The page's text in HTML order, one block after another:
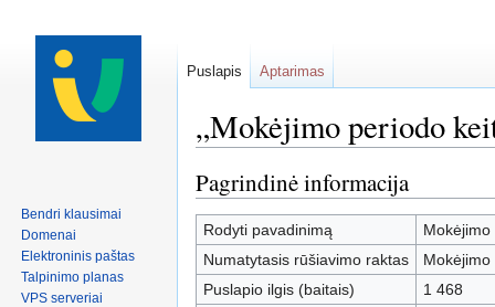
„Mokėjimo periodo
Pagrindinė informacija
Rodyti pavadinimą
Numatytasis rūšiavimo raktas
Puslapio ilgis (baitais)
1 468
Puslapis Aptarimas
Bendri klausimai
Domenai
Elektroninis paštas
Talpinimo planas
VPS serveriai